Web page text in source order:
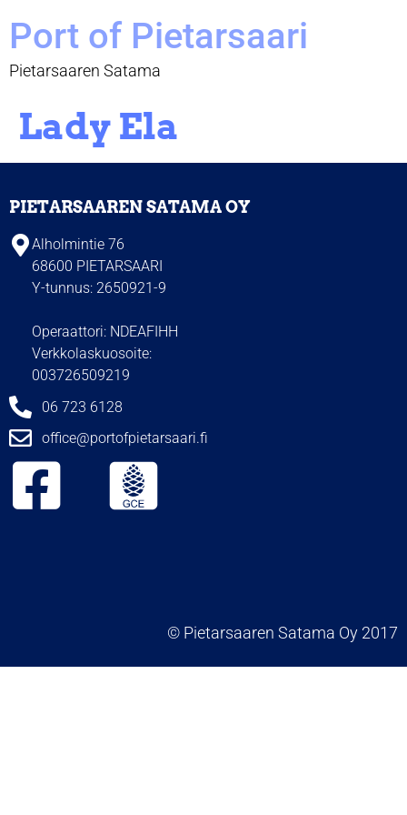
Port of Pietarsaari
Pietarsaaren Satama
Lady Ela
PIETARSAAREN SATAMA OY
Alholmintie 76
68600 PIETARSAARI
Y-tunnus: 2650921-9
Operaattori: NDEAFIHH
Verkkolaskuosoite:
003726509219
06 723 6128
office@portofpietarsaari.fi
© Pietarsaaren Satama Oy 2017